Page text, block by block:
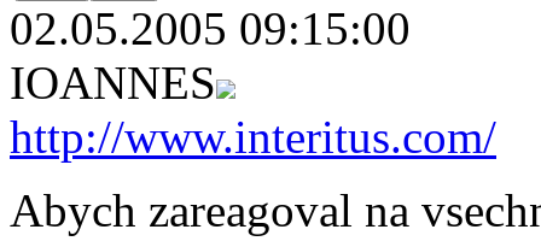
02.05.2005 09:15:00
IOANNES
http://www.interitus.com/
Abych zareagoval na